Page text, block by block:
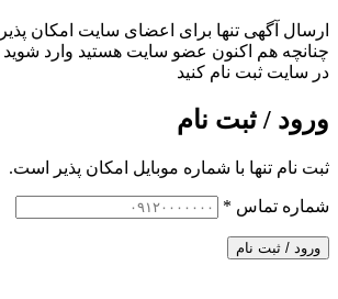
ارسال آگهی تنها برای اعضای سایت امکان
چنانچه هم‌ اکنون عضو سایت هستید وارد
در سایت ثبت نام کنید
ورود / ثبت نام
ثبت نام تنها با شماره موبایل امکان پذیر است.
شماره تماس *
ورود / ثبت نام